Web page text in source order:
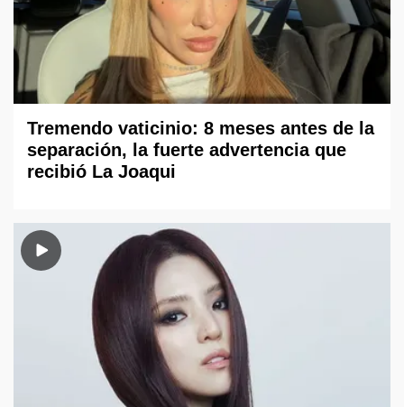
Tremendo vaticinio: 8 meses antes de la
separación, la fuerte advertencia que
recibió La Joaqui